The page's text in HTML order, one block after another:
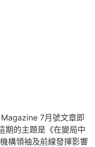
7月號文章即
期的主題是《在變局中
構領袖及前線發揮影響